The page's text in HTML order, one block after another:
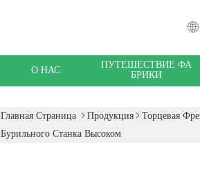
О НАС
ПУТЕШЕСТВИЕ ФА
БРИКИ
Главная Страница Продукция Торцевая
Бурильного Станка Высоком